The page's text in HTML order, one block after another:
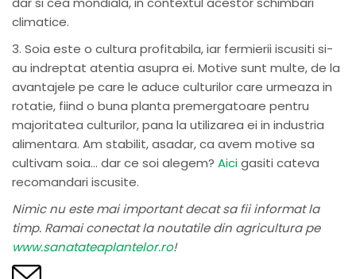
climatice.
3. Soia este o cultura profitabila, iar fermierii iscusiti si-
au indreptat atentia asupra ei. Motive sunt multe, de la
avantajele pe care le aduce culturilor care urmeaza in
rotatie, fiind o buna planta premergatoare pentru
majoritatea culturilor, pana la utilizarea ei in industria
alimentara. Am stabilit, asadar, ca avem motive sa
cultivam soia… dar ce soi alegem? Aicigasiti cateva
recomandari iscusite.
Nimic nu este mai important decat sa fii informat la
timp. Ramai conectat la noutatile din agricultura pe
www.sanatateaplantelor.ro!